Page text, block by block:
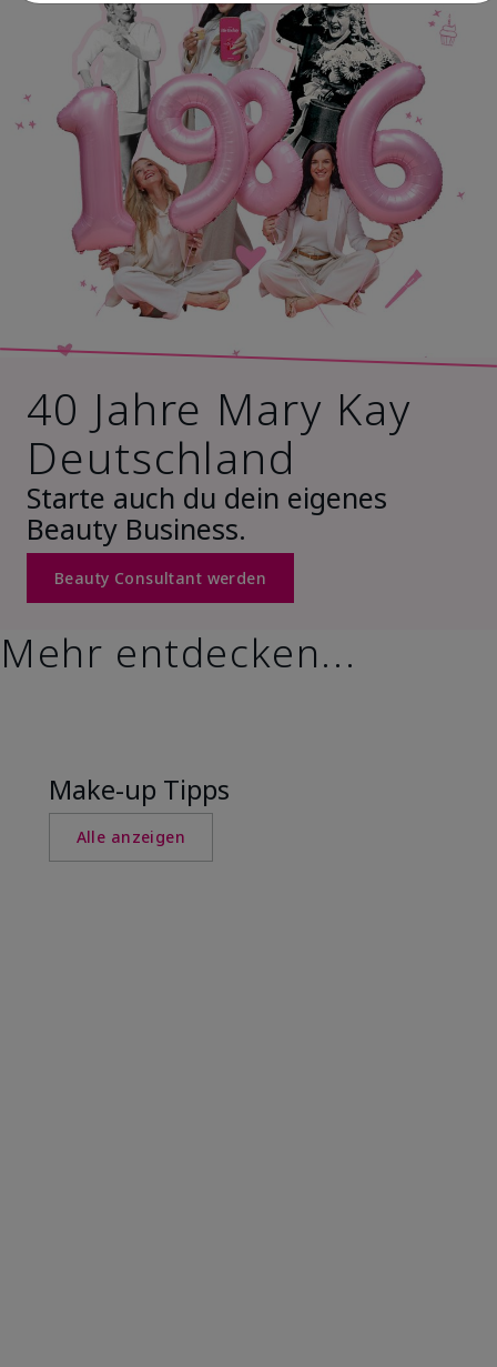
40 Jahre Mary Kay
Deutschland
Starte auch du dein eigenes
Beauty Business.
Beauty Consultant werden
Mehr entdecken...
Make-up Tipps
Alle anzeigen